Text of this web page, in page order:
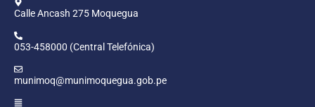
Calle Ancash 275 Moquegua
053-458000 (Central Telefónica)
munimoq@munimoquegua.gob.pe